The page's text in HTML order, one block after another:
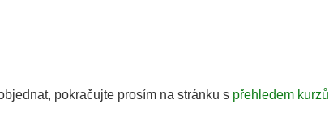
pokračujte prosím na stránku s přehledem kurzů